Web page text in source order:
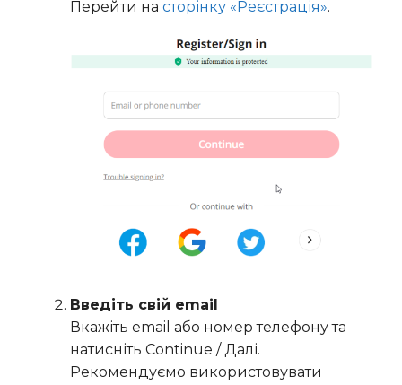
Перейти на сторінку «Реєстрація».
Введіть свій email
Вкажіть email або номер телефону та
натисніть Continue / Далі.
Рекомендуємо використовувати